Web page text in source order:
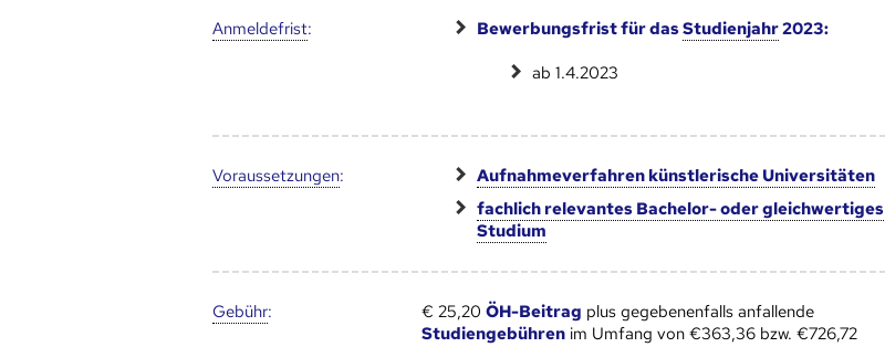
Anmelde­frist: Bewerbungsfrist für dasStudienjahr2023:
ab 1.4.2023
Voraus­setzungen:
Aufnahmeverfahren künstlerische Universitäten
fachlich relevantes Bachelor- oder gleichwertiges
Studium
Gebühr: € 25,20 ÖH-Beitrag plus gegebenenfalls anfallende
Studiengebührenim Umfang von €363,36 bzw. €726,72